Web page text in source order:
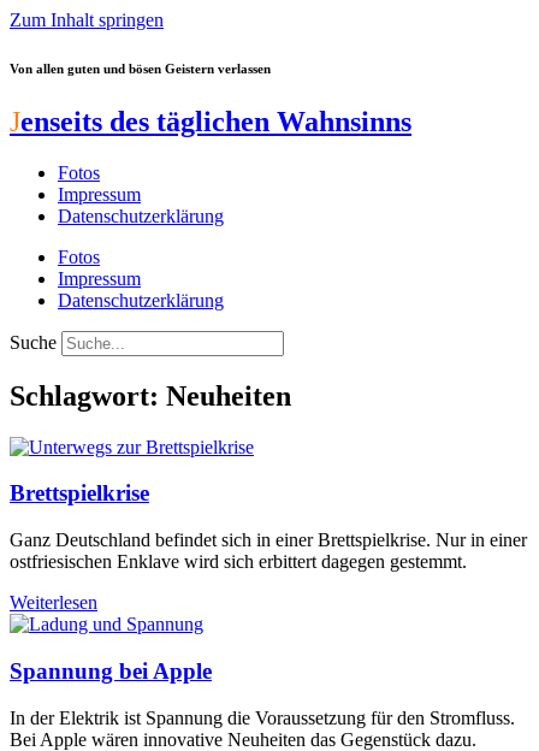
Zum Inhalt springen
Von allen guten und bösen Geistern verlassen
Jenseits des täglichen Wahnsinns
Fotos
Impressum
Datenschutzerklärung
Fotos
Impressum
Datenschutzerklärung
Suche
Schlagwort: Neuheiten
Brettspielkrise
Ganz Deutschland befindet sich in einer Brettspielkrise. Nur in einer
ostfriesischen Enklave wird sich erbittert dagegen gestemmt.
Weiterlesen
Spannung bei Apple
In der Elektrik ist Spannung die Voraussetzung für den Stromfluss.
Bei Apple wären innovative Neuheiten das Gegenstück dazu.